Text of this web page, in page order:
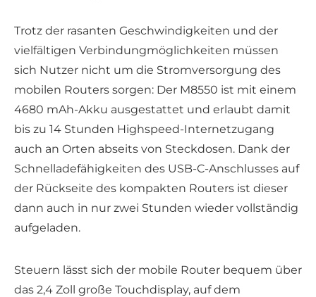
Trotz der rasanten Geschwindigkeiten und der
vielfältigen Verbindungmöglichkeiten müssen
sich Nutzer nicht um die Stromversorgung des
mobilen Routers sorgen: Der M8550 ist mit einem
4680 mAh-Akku ausgestattet und erlaubt damit
bis zu 14 Stunden Highspeed-Internetzugang
auch an Orten abseits von Steckdosen. Dank der
Schnelladefähigkeiten des USB-C-Anschlusses auf
der Rückseite des kompakten Routers ist dieser
dann auch in nur zwei Stunden wieder vollständig
aufgeladen.
Steuern lässt sich der mobile Router bequem über
das 2,4 Zoll große Touchdisplay, auf dem